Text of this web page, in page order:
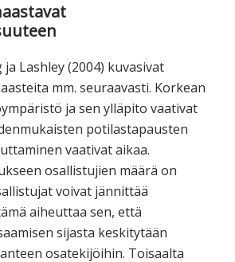
Lashley (2004) kuvasivat
mm. seuraavasti. Korkean
ja sen ylläpito vaativat
potilastapausten
vaativat aikaa.
osallistujien määrä on
voivat jännittää
aiheuttaa sen, että
sijasta keskitytään
osatekijöihin. Toisaalta